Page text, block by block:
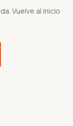
Vuelve al inicio